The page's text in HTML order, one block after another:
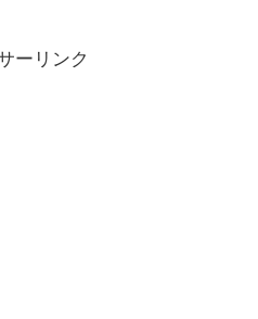
ーリンク